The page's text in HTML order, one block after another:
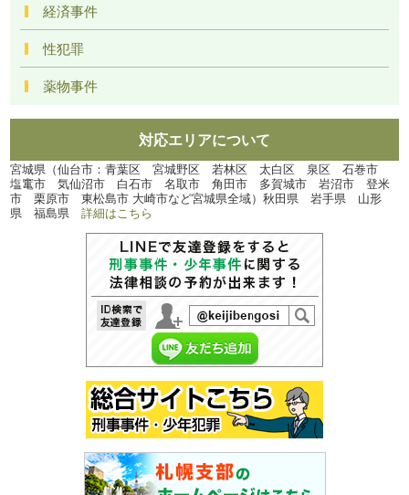
経済事件
性犯罪
薬物事件
対応エリアについて
宮城県（仙台市：青葉区 宮城野区 若林区 太白区 泉区 石巻市
塩竃市 気仙沼市 白石市 名取市 角田市 多賀城市 岩沼市 登米
市 栗原市 東松島市 大崎市など宮城県全域）秋田県 岩手県 山形
県 福島県詳細はこちら